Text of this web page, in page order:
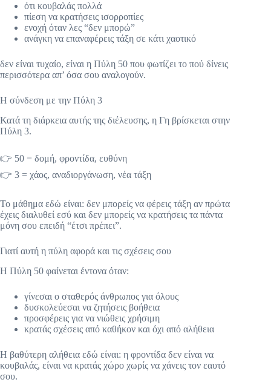
ότι κουβαλάς πολλά
πίεση να κρατήσεις ισορροπίες
ενοχή όταν λες “δεν μπορώ”
ανάγκη να επαναφέρεις τάξη σε κάτι χαοτικό
δεν είναι τυχαίο, είναι η Πύλη 50 που φωτίζει το πού δίνεις
περισσότερα απ’ όσα σου αναλογούν.
Η σύνδεση με την Πύλη 3
Κατά τη διάρκεια αυτής της διέλευσης, η Γη βρίσκεται στην
Πύλη 3.
👉 50 = δομή, φροντίδα, ευθύνη
👉 3 = χάος, αναδιοργάνωση, νέα τάξη
Το μάθημα εδώ είναι: δεν μπορείς να φέρεις τάξη αν πρώτα
έχεις διαλυθεί εσύ και δεν μπορείς να κρατήσεις τα πάντα
μόνη σου επειδή “έτσι πρέπει”.
Γιατί αυτή η πύλη αφορά και τις σχέσεις σου
Η Πύλη 50 φαίνεται έντονα όταν:
γίνεσαι ο σταθερός άνθρωπος για όλους
δυσκολεύεσαι να ζητήσεις βοήθεια
προσφέρεις για να νιώθεις χρήσιμη
κρατάς σχέσεις από καθήκον και όχι από αλήθεια
Η βαθύτερη αλήθεια εδώ είναι: η φροντίδα δεν είναι να
κουβαλάς, είναι να κρατάς χώρο χωρίς να χάνεις τον εαυτό
σου.